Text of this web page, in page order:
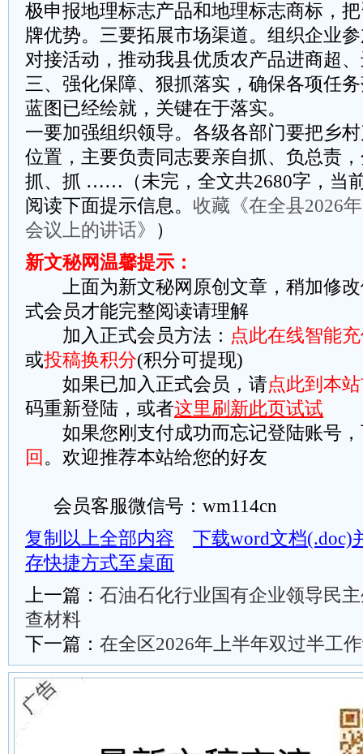
极申报地理标志产品和地理标志商标，
牌优势。三要拓展市场渠道。组织企业
对接活动，推动我县优质农产品进商超
三、强化保障、狠抓落实，确保各项任
蓝图已经绘就，关键在于落实。
一要加强组织领导。各级各部门要把乡
位置，主要负责同志要亲自抓、负总责
抓、抓 ……（未完，全文共2680字，当
阅读下面提示信息。 收藏《在全县2026
会议上的讲话》
）
新文秘网温馨提示：
上面为新文秘网原创文章，稍加修改
式会员才能完整阅读请理解
加入正式会员方法： 点此在线智能
或投稿换积分(积分可提现)
如果已加入正式会员，请点此到本
码重新登陆，或者这里刷新此页试试
如果您刚支付成功而忘记登陆账号，
回 。欢迎推荐本站给您的好友
会员客服微信号：wm114cn
复制以上全部内容
下载word文档(.doc)
存快捷方式至桌面
上一篇： 石油石化行业国有企业领导民
查材料
下一篇： 在全区2026年上半年双过半工